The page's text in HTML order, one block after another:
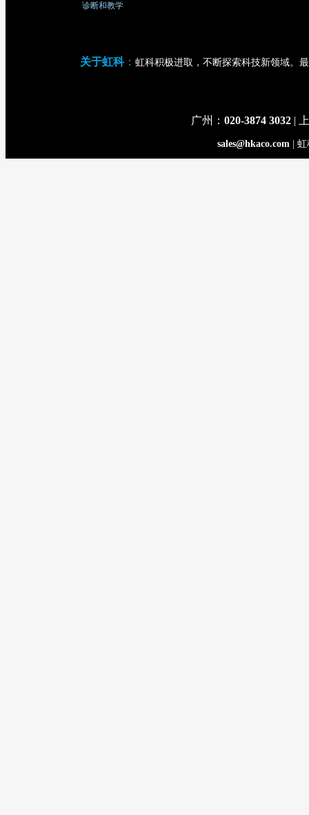
诊断和教学
关于虹科： 虹科积极进取，不断探索科技新领域。
广州： 020-3874 3032 |
sales@hkaco.com| 虹